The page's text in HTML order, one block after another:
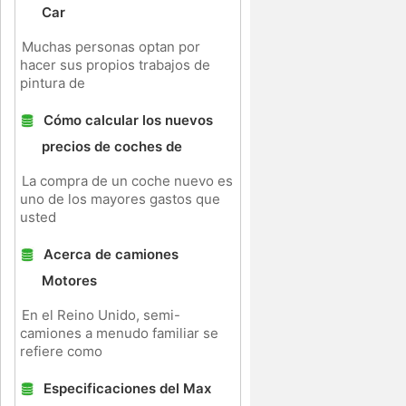
Car
Muchas personas optan por
hacer sus propios trabajos de
pintura de
Cómo calcular los nuevos
precios de coches de
La compra de un coche nuevo es
uno de los mayores gastos que
usted
Acerca de camiones
Motores
En el Reino Unido, semi-
camiones a menudo familiar se
refiere como
Especificaciones del Max